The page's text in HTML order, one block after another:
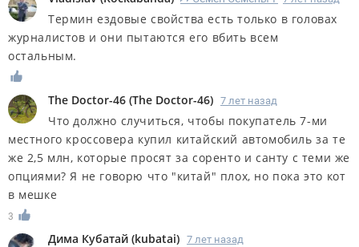
Термин ездовые свойства есть только в головах
журналистов и они пытаются его вбить всем
остальным.
The Doctor-46 (The Doctor-46) 7 лет назад
Что должно случиться, чтобы покупатель 7-ми
местного кроссовера купил китайский автомобиль за те
же 2,5 млн, которые просят за соренто и санту с теми же
опциями? Я не говорю что "китай" плох, но пока это кот
в мешке
3
Дима Кубатай (kubatai) 7 лет назад